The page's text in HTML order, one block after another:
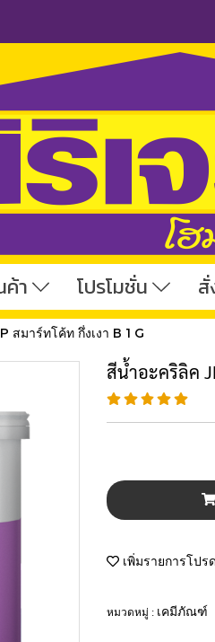
ค้า โปรโมชั่น สั่
สมาร์ทโค้ท กึ่งเงา B 1 G
สีน้ำอะคริลิค
เพิ่มรายการโปรด
หมวดหมู่ : เคมีภัณฑ์